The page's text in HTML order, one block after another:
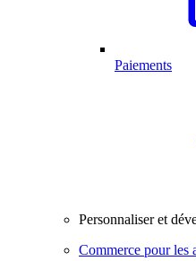
Paiements
Personnaliser et
Commerce pour les